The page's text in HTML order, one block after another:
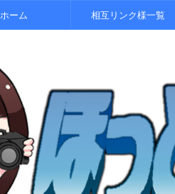
ホーム 相互リンク様一覧